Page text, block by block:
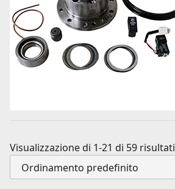
Visualizzazione di 1-21 di 59 risultati